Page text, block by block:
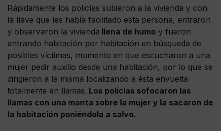
Rápidamente los policías subieron a la vivienda y con
la llave que les había facilitado esta persona, entraron
y observaron la vivienda llena de humo y fueron
entrando habitación por habitación en búsqueda de
posibles víctimas, momento en que escucharon a una
mujer pedir auxilio desde una habitación, por lo que se
dirigieron a la misma localizando a ésta envuelta
totalmente en llamas. Los policías sofocaron las
llamas con una manta sobre la mujer y la sacaron de
la habitación poniéndola a salvo.